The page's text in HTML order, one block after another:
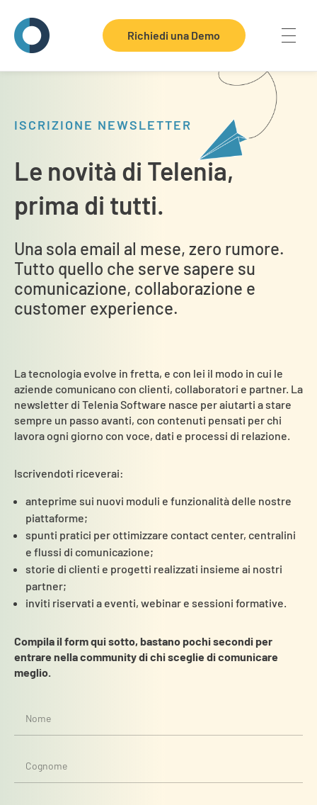
Richiedi una Demo
ISCRIZIONE NEWSLETTER
Le novità di Telenia,
prima di tutti.
Una sola email al mese, zero rumore.
Tutto quello che serve sapere su
comunicazione, collaborazione e
customer experience.
La tecnologia evolve in fretta, e con lei il modo in cui le
aziende comunicano con clienti, collaboratori e partner. La
newsletter di Telenia Software nasce per aiutarti a stare
sempre un passo avanti, con contenuti pensati per chi
lavora ogni giorno con voce, dati e processi di relazione.
Iscrivendoti riceverai:
anteprime sui nuovi moduli e funzionalità delle nostre
piattaforme;
spunti pratici per ottimizzare contact center, centralini
e flussi di comunicazione;
storie di clienti e progetti realizzati insieme ai nostri
partner;
inviti riservati a eventi, webinar e sessioni formative.
Compila il form qui sotto, bastano pochi secondi per
entrare nella community di chi sceglie di comunicare
meglio.